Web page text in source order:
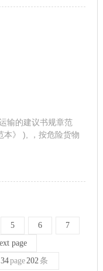
输的建议书规章范
本》 ), ，按危险货物
5 6
7
page
34page 202 条